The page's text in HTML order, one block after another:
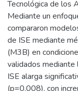
Tecnológica de los
Mediante un
compararon
de ISE mediante
(M3B) en
validados mediante
ISE alarga
(p=0.008), con